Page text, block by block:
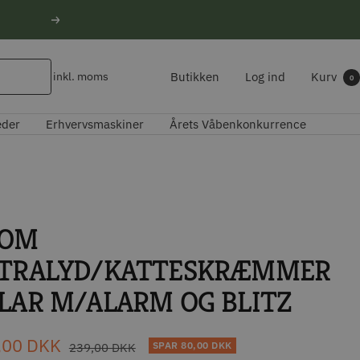
Næste
inkl. moms Butikken Log ind Kurv 0
Erhvervsmaskiner Årets Våbenkonkurrence
KATTESKRÆMMER
M/ALARM OG BLITZ
DKK Normal
239,00 DKK SPAR80,00 DKK